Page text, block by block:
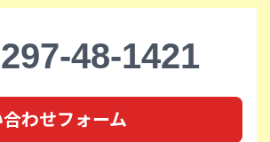
48-1421
わせフォーム